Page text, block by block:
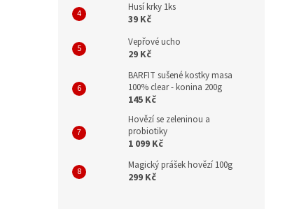
Husí krky 1ks
39 Kč
Vepřové ucho
29 Kč
BARFIT sušené kostky masa
100% clear - konina 200g
145 Kč
Hovězí se zeleninou a
probiotiky
1 099 Kč
Magický prášek hovězí 100g
299 Kč